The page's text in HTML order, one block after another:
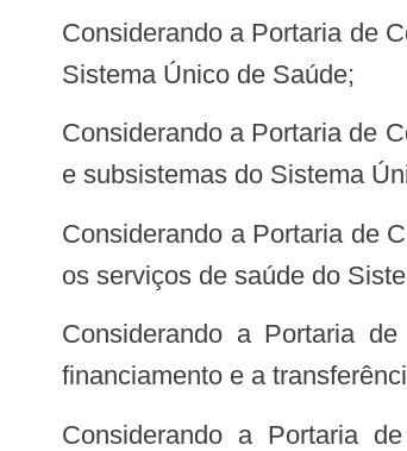
Considerando a Portaria de Consolidação GM/MS nº 3, de 28 de setembro de 2017, que consolida as normas sobre as redes do
Sistema Único de Saúde;
Considerando a Portaria de Consolidação GM/MS nº 4, de 28 de setembro de 2017, que consolida as normas sobre os sistemas
e subsistemas do Sistema
Considerando a Portaria de Consolidação GM/MS nº 5, de 28 de setembro de 2017, que consolida as normas sobre as ações e
os serviços de saúde do
Considerando a Portaria de Consolidação GM/MS nº 6, de 28 de setembro de 2017, que consolida as normas sobre o
financiamento e a
Considerando a Portaria de Consolidação nº 1, de 22 de fevereiro de 2022, que consolida as normas sobre atenção